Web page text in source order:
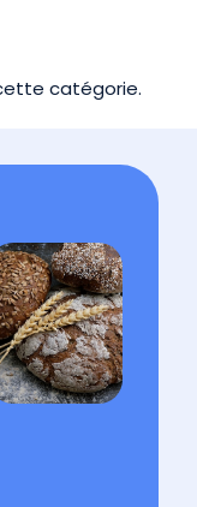
catégorie.